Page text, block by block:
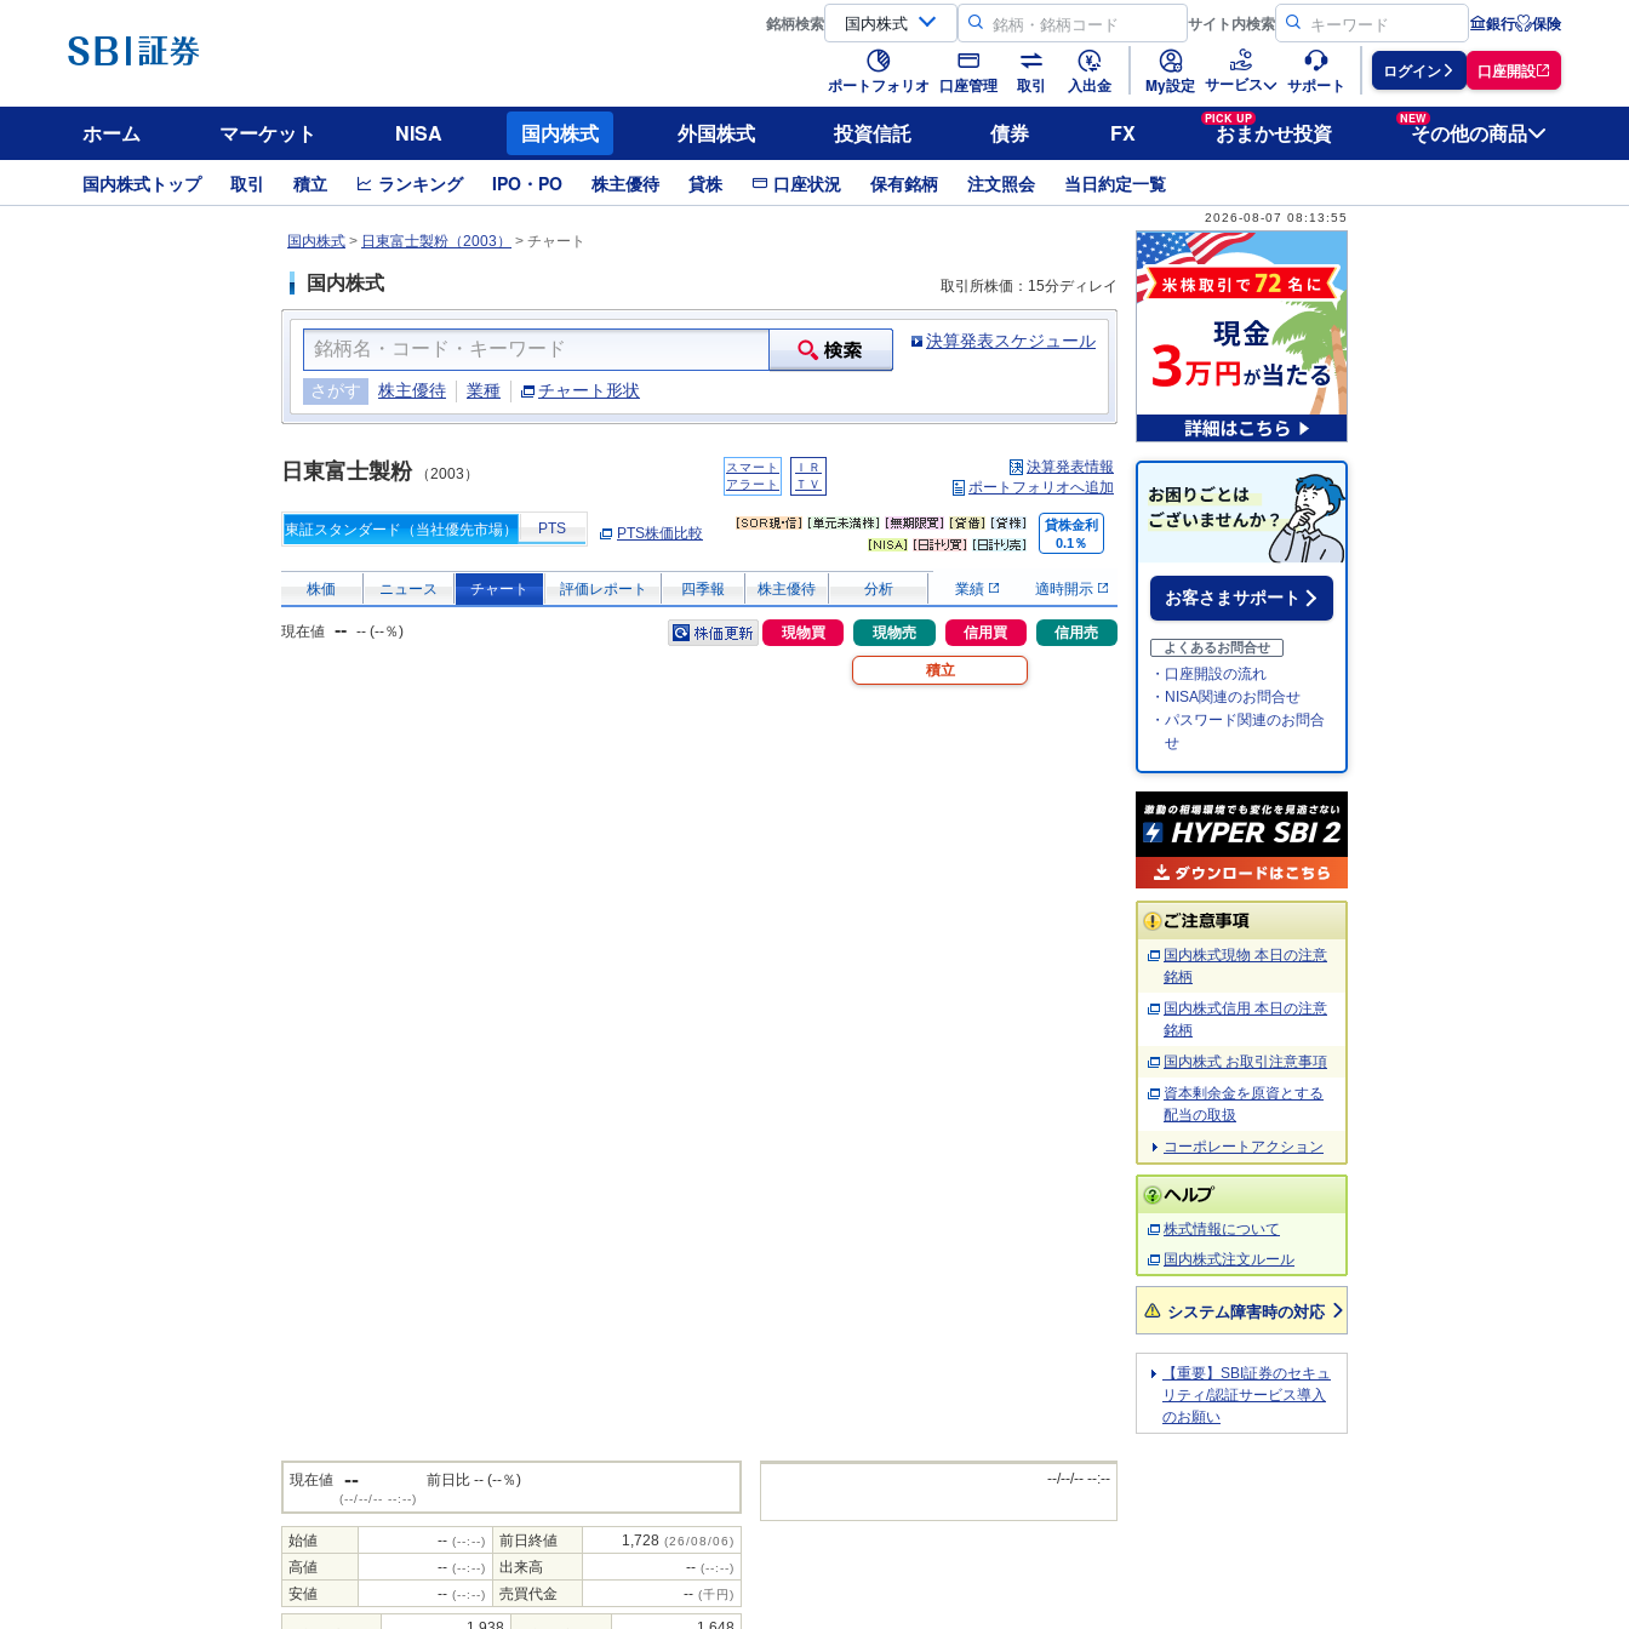
銘柄検索 サイト内検索 銀行 保険
ポートフォリオ 口座管理 取引 入出金 My設定 サービス サポート
ログイン 口座開設
ホーム マーケット NISA 国内株式 外国株式 投資信託 債券 FX
PICK UP
おまかせ投資
NEW
その他の商品
国内株式トップ 取引 積立 ランキング IPO・PO 株主優待 貸株 口座状況 保有銘柄 注文照会 当日約定一覧
2026-08-07 08:13:55
国内株式 > 日東富士製粉（2003） > チャート
国内株式 取引所株価：15分ディレイ
決算発表スケジュール
さがす 株主優待 業種 チャート形状
日東富士製粉（2003）
スマート
アラート
ＩＲ
ＴＶ
決算発表情報
ポートフォリオへ追加
東証スタンダード（当社優先市場） PTS PTS株価比較
貸株金利
0.1％
株価 ニュース チャート 評価レポート 四季報 株主優待 分析 業績 適時開示
現在値 -- -- (--％) 現物買 現物売 信用買 信用売
積立
現在値 --
(--/--/-- --:--)
前日比 -- (--％)
始値 -- (--:--) 前日終値 1,728 (26/08/06)
高値 -- (--:--) 出来高 -- (--:--)
安値 -- (--:--) 売買代金 -- (千円)
--/--/-- --:--
お客さまサポート
よくあるお問合せ
・口座開設の流れ
・NISA関連のお問合せ
・パスワード関連のお問合
せ
国内株式現物 本日の注意
銘柄
国内株式信用 本日の注意
銘柄
国内株式 お取引注意事項
資本剰余金を原資とする
配当の取扱
コーポレートアクション
株式情報について
国内株式注文ルール
システム障害時の対応
【重要】SBI証券のセキュ
リティ/認証サービス導入
のお願い